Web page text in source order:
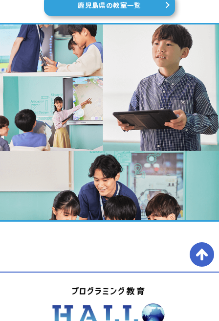
鹿児島県の教室一覧